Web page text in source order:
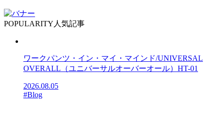
POPULARITY 人気記事
ワークパンツ・イン・マイ・マインド/UNIVERSAL
OVERALL（ユニバーサルオーバーオール）HT-01
2026.08.05
#Blog